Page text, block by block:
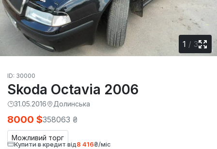
1 / 3
ID: 30000
Skoda Octavia 2006
31.05.2016 Долинська
Можливий торг
8000 $358063 ₴
Купити в кредит від8 416₴/міс